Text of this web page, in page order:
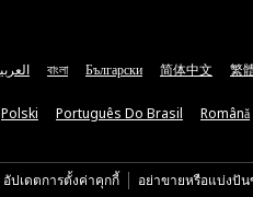
বাংলা Български 简体中文 繁
Polski Português Do Brasil Română
อัปเดตการตั้งค่าคุกกี้ อย่าขายหรือแบ่งปั